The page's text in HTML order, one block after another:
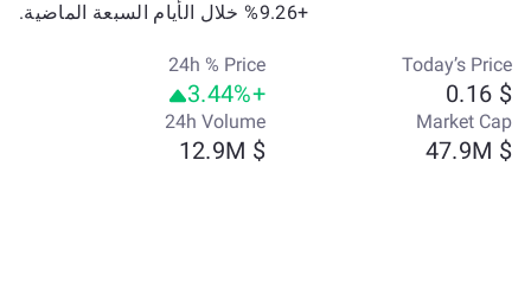
+9.26% خلال الأيام السبعة الماضية.
Today’s Price
$ 0.16
24h % Price
+3.44%
Market Cap
$ 47.9M
24h Volume
$ 12.9M